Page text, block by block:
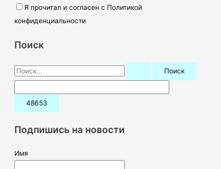
Я прочитал и согласен с Политикой
конфиденциальности
Поиск
П
о
и
:Подпишись на новости
Имя